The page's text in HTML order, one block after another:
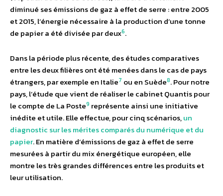
diminué ses émissions de gaz à effet de serre : entre 2005
et 2015, l’énergie nécessaire à la production d’une tonne
de papier a été divisée par deux6.
Dans la période plus récente, des études comparatives
entre les deux filières ont été menées dans le cas de pays
étrangers, par exemple en Italie7 ou en Suède8. Pour notre
pays, l’étude que vient de réaliser le cabinet Quantis pour
le compte de La Poste9 représente ainsi une initiative
inédite et utile. Elle effectue, pour cinq scénarios,un
diagnostic sur les mérites comparés du numérique et du
papier. En matière d’émissions de gaz à effet de serre
mesurées à partir du mix énergétique européen, elle
montre les très grandes différences entre les produits et
leur utilisation.